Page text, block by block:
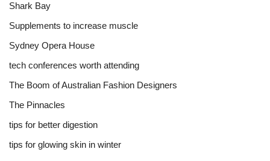
Shark Bay
Supplements to increase muscle
Sydney Opera House
tech conferences worth attending
The Boom of Australian Fashion Designers
The Pinnacles
tips for better digestion
tips for glowing skin in winter